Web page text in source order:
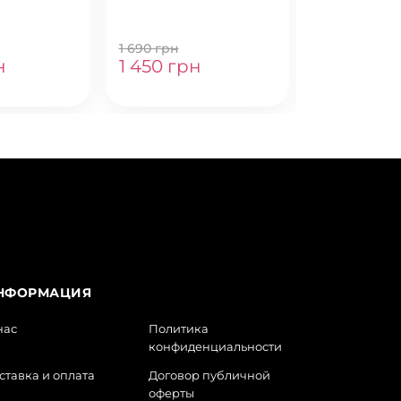
1 690 грн
1 450 грн
Политика
конфиденциальности
и оплата
Договор публичной
оферты